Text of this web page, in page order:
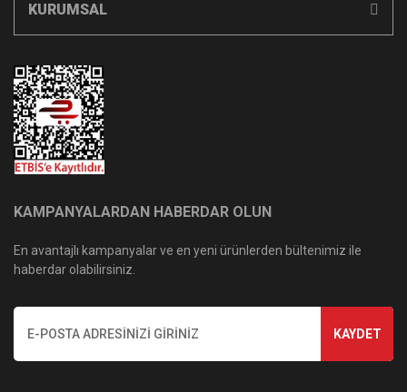
KURUMSAL
KAMPANYALARDAN HABERDAR OLUN
En avantajlı kampanyalar ve en yeni ürünlerden bültenimiz ile
haberdar olabilirsiniz.
KAYDET